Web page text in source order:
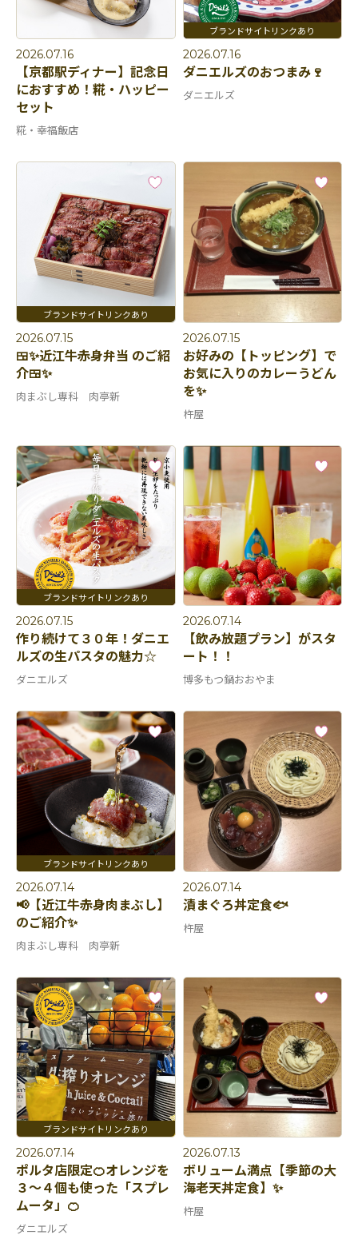
2026.07.16
【京都駅ディナー】記念日
におすすめ！糀・ハッピー
セット
糀・幸福飯店
2026.07.16
ダニエルズのおつまみ🍷
ダニエルズ
2026.07.15
🍱✨近江牛赤身弁当 のご紹
介🍱✨
肉まぶし専科 肉亭新
2026.07.15
お好みの【トッピング】で
お気に入りのカレーうどん
を✨
杵屋
2026.07.15
作り続けて３０年！ダニエ
ルズの生パスタの魅力☆
ダニエルズ
2026.07.14
【飲み放題プラン】がスタ
ート！！
博多もつ鍋おおやま
2026.07.14
📢【近江牛赤身肉まぶし】
のご紹介✨
肉まぶし専科 肉亭新
2026.07.14
漬まぐろ丼定食🐟
杵屋
2026.07.14
ポルタ店限定🍊オレンジを
３～４個も使った「スプレ
ムータ」🍊
ダニエルズ
2026.07.13
ボリューム満点【季節の大
海老天丼定食】✨
杵屋